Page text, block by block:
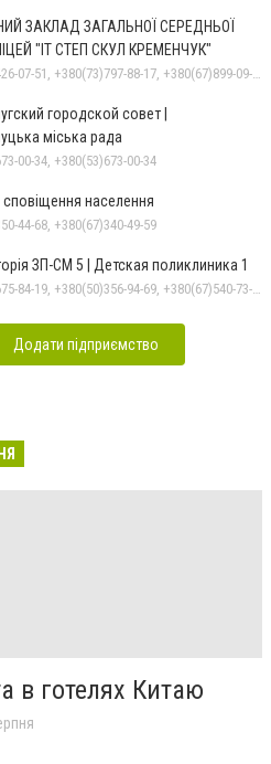
ЗАКЛАД ЗАГАЛЬНОЇ СЕРЕДНЬОЇ
"ІТ СТЕП СКУЛ КРЕМЕНЧУК"
+380(50)426-07-51, +380(73)797-88-17, +380(67)899-09-16
городской совет |
міська рада
00-34, +380(53)673-00-34
населення
44-68, +380(67)340-49-59
ЗП-СМ 5 | Детская поликлиника 1
+380(53)675-84-19, +380(50)356-94-69, +380(67)540-73-87
Додати підприємство
в готелях Китаю